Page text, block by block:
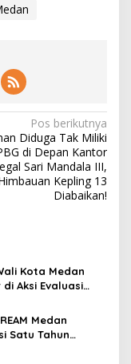
Pos berikutnya
Diduga Tak Miliki
di Depan Kantor
Sari Mandala III,
Kepling 13
Diabaikan!
Kota Medan
di Aksi Evaluasi
Konferensi
Medan
Satu Tahun